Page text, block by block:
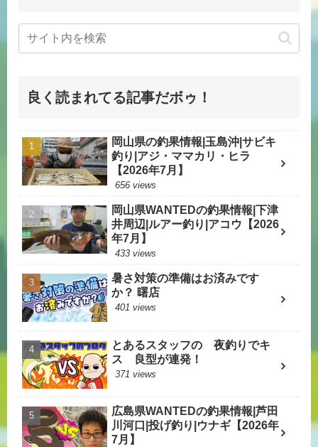
良く読まれてる記事だボゥ！
岡山県の釣果情報|玉島沖|サビキ
釣り|アジ・ママカリ・ヒラ
【2026年7月】
656 views
岡山県WANTEDの釣果情報|下津
井周辺|ルアー釣り|アコウ【2026
年7月】
433 views
暑さ対策の準備はお済みです
か？ 曙店
401 views
とあるスタッフの 夜釣りでキ
ス 良型が連発！
371 views
広島県WANTEDの釣果情報|芦田
川河口|投げ釣り|ウナギ【2026年
7月】